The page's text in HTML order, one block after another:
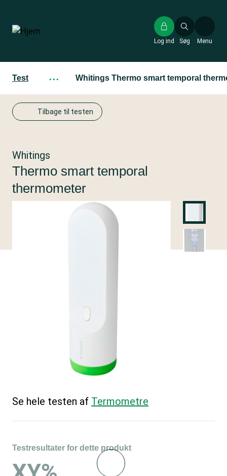
hovedindhold
Søg
Log ind Menu
Test ··· Whitings Thermo smart temporal
Tilbage til testen
Whitings
Thermo smart temporal
thermometer
Se hele testen af Termometre
Testresultater for dette produkt